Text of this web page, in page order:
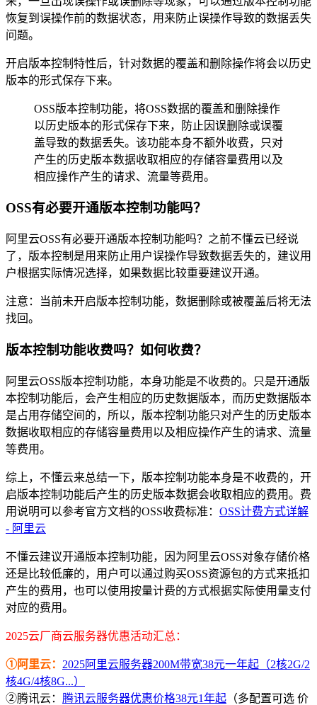
恢复到误操作前的数据状态，用来防止误操作导致的数据丢失
问题。
开启版本控制特性后，针对数据的覆盖和删除操作将会以历史
版本的形式保存下来。
OSS版本控制功能，将OSS数据的覆盖和删除操作
以历史版本的形式保存下来，防止因误删除或误覆
盖导致的数据丢失。该功能本身不额外收费，只对
产生的历史版本数据收取相应的存储容量费用以及
相应操作产生的请求、流量等费用。
OSS有必要开通版本控制功能吗？
阿里云OSS有必要开通版本控制功能吗？之前不懂云已经说
了，版本控制是用来防止用户误操作导致数据丢失的，建议用
户根据实际情况选择，如果数据比较重要建议开通。
注意：当前未开启版本控制功能，数据删除或被覆盖后将无法
找回。
版本控制功能收费吗？如何收费？
阿里云OSS版本控制功能，本身功能是不收费的。只是开通版
本控制功能后，会产生相应的历史数据版本，而历史数据版本
是占用存储空间的，所以，版本控制功能只对产生的历史版本
数据收取相应的存储容量费用以及相应操作产生的请求、流量
等费用。
综上，不懂云来总结一下，版本控制功能本身是不收费的，开
启版本控制功能后产生的历史版本数据会收取相应的费用。费
用说明可以参考官方文档的OSS收费标准： OSS计费方式详解
- 阿里云
不懂云建议开通版本控制功能，因为阿里云OSS对象存储价格
还是比较低廉的，用户可以通过购买OSS资源包的方式来抵扣
产生的费用，也可以使用按量计费的方式根据实际使用量支付
对应的费用。
2025云厂商云服务器优惠活动汇总：
①阿里云： 2025阿里云服务器200M带宽38元一年起（2核2G/2
核4G/4核8G...）
②腾讯云： 腾讯云服务器优惠价格38元1年起 （多配置可选 价